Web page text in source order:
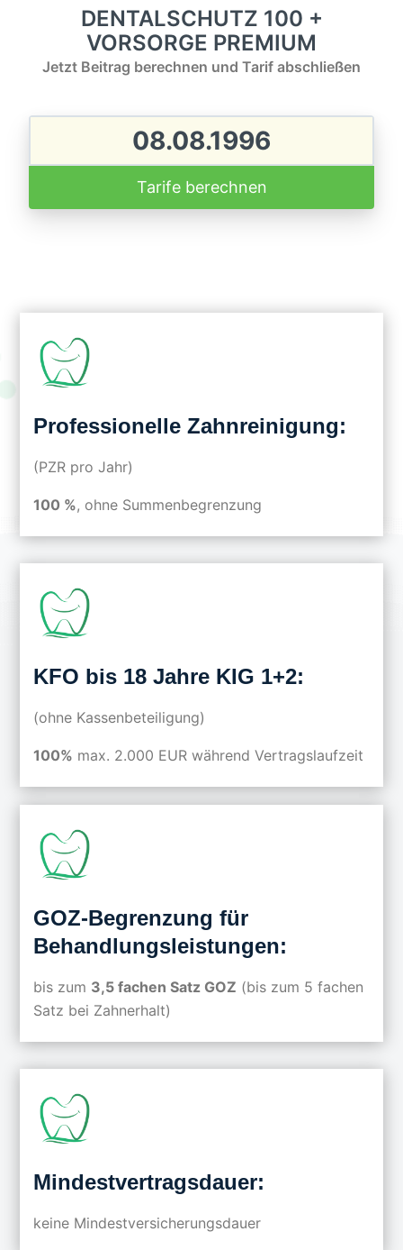
DENTALSCHUTZ 100 +
VORSORGE PREMIUM
Jetzt Beitrag berechnen und Tarif abschließen
Tarife berechnen
Professionelle Zahnreinigung:
(PZR pro Jahr)
100 %, ohne Summenbegrenzung
KFO bis 18 Jahre KIG 1+2:
(ohne Kassenbeteiligung)
100% max. 2.000 EUR während Vertragslaufzeit
GOZ-Begrenzung für
Behandlungsleistungen:
bis zum 3,5 fachen Satz GOZ (bis zum 5 fachen
Satz bei Zahnerhalt)
Mindestvertragsdauer:
keine Mindestversicherungsdauer